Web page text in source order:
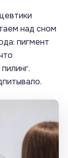
над сном
пигмент